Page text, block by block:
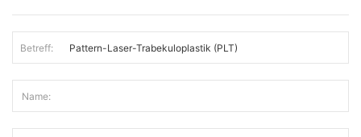
Betreff:
Name: